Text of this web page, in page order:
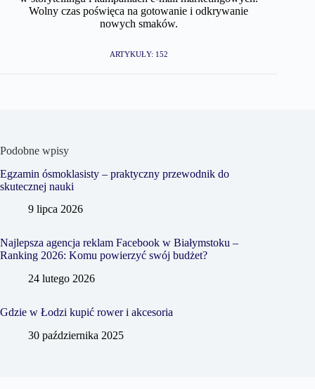
Wolny czas poświęca na gotowanie i odkrywanie
nowych smaków.
ARTYKUŁY: 152
Podobne wpisy
Egzamin ósmoklasisty – praktyczny przewodnik do
skutecznej nauki
9 lipca 2026
Najlepsza agencja reklam Facebook w Białymstoku –
Ranking 2026: Komu powierzyć swój budżet?
24 lutego 2026
Gdzie w Łodzi kupić rower i akcesoria
30 października 2025